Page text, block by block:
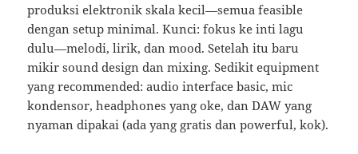
produksi elektronik skala kecil—semua feasible
dengan setup minimal. Kunci: fokus ke inti lagu
dulu—melodi, lirik, dan mood. Setelah itu baru
mikir sound design dan mixing. Sedikit equipment
yang recommended: audio interface basic, mic
kondensor, headphones yang oke, dan DAW yang
nyaman dipakai (ada yang gratis dan powerful, kok).